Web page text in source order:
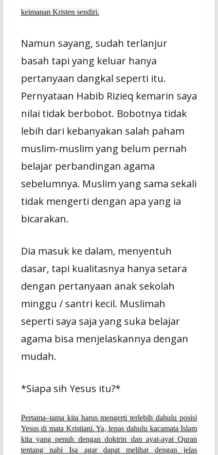
keimanan Kristen sendiri.
Namun sayang, sudah terlanjur
basah tapi yang keluar hanya
pertanyaan dangkal seperti itu.
Pernyataan Habib Rizieq kemarin saya
nilai tidak berbobot. Bobotnya tidak
lebih dari kebanyakan salah paham
muslim-muslim yang belum pernah
belajar perbandingan agama
sebelumnya. Muslim yang sama sekali
tidak mengerti dengan apa yang ia
bicarakan.
Dia masuk ke dalam, menyentuh
dasar, tapi kualitasnya hanya setara
dengan pertanyaan anak sekolah
minggu / santri kecil. Muslimah
seperti saya saja yang suka belajar
agama bisa menjelaskannya dengan
mudah.
*Siapa sih Yesus itu?*
Pertama–tama kita harus mengerti terlebih dahulu posisi
Yesus di mata Kristiani. Ya, lepas dahulu kacamata Islam
kita yang penuh dengan doktrin dan ayat-ayat Quran
tentang nabi Isa agar dapat melihat dengan jelas